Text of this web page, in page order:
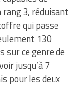
rang 3, réduisant
qui passe
130
sur ce genre de
jusqu’à 7
pour les deux